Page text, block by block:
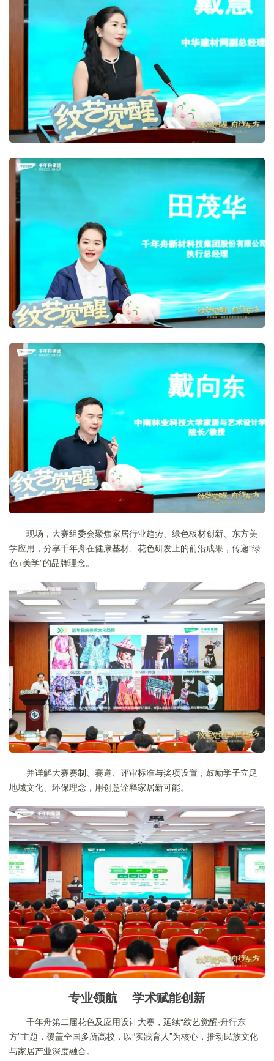
现场，大赛组委会聚焦家居行业趋势、绿色板材创新、东方美
学应用，分享千年舟在健康基材、花色研发上的前沿成果，传递“绿
色+美学”的品牌理念。
并详解大赛赛制、赛道、评审标准与奖项设置，鼓励学子立足
地域文化、环保理念，用创意诠释家居新可能。
专业领航 学术赋能创新
千年舟第二届花色及应用设计大赛，延续“纹艺觉醒·舟行东
方”主题，覆盖全国多所高校，以“实践育人”为核心，推动民族文化
与家居产业深度融合。